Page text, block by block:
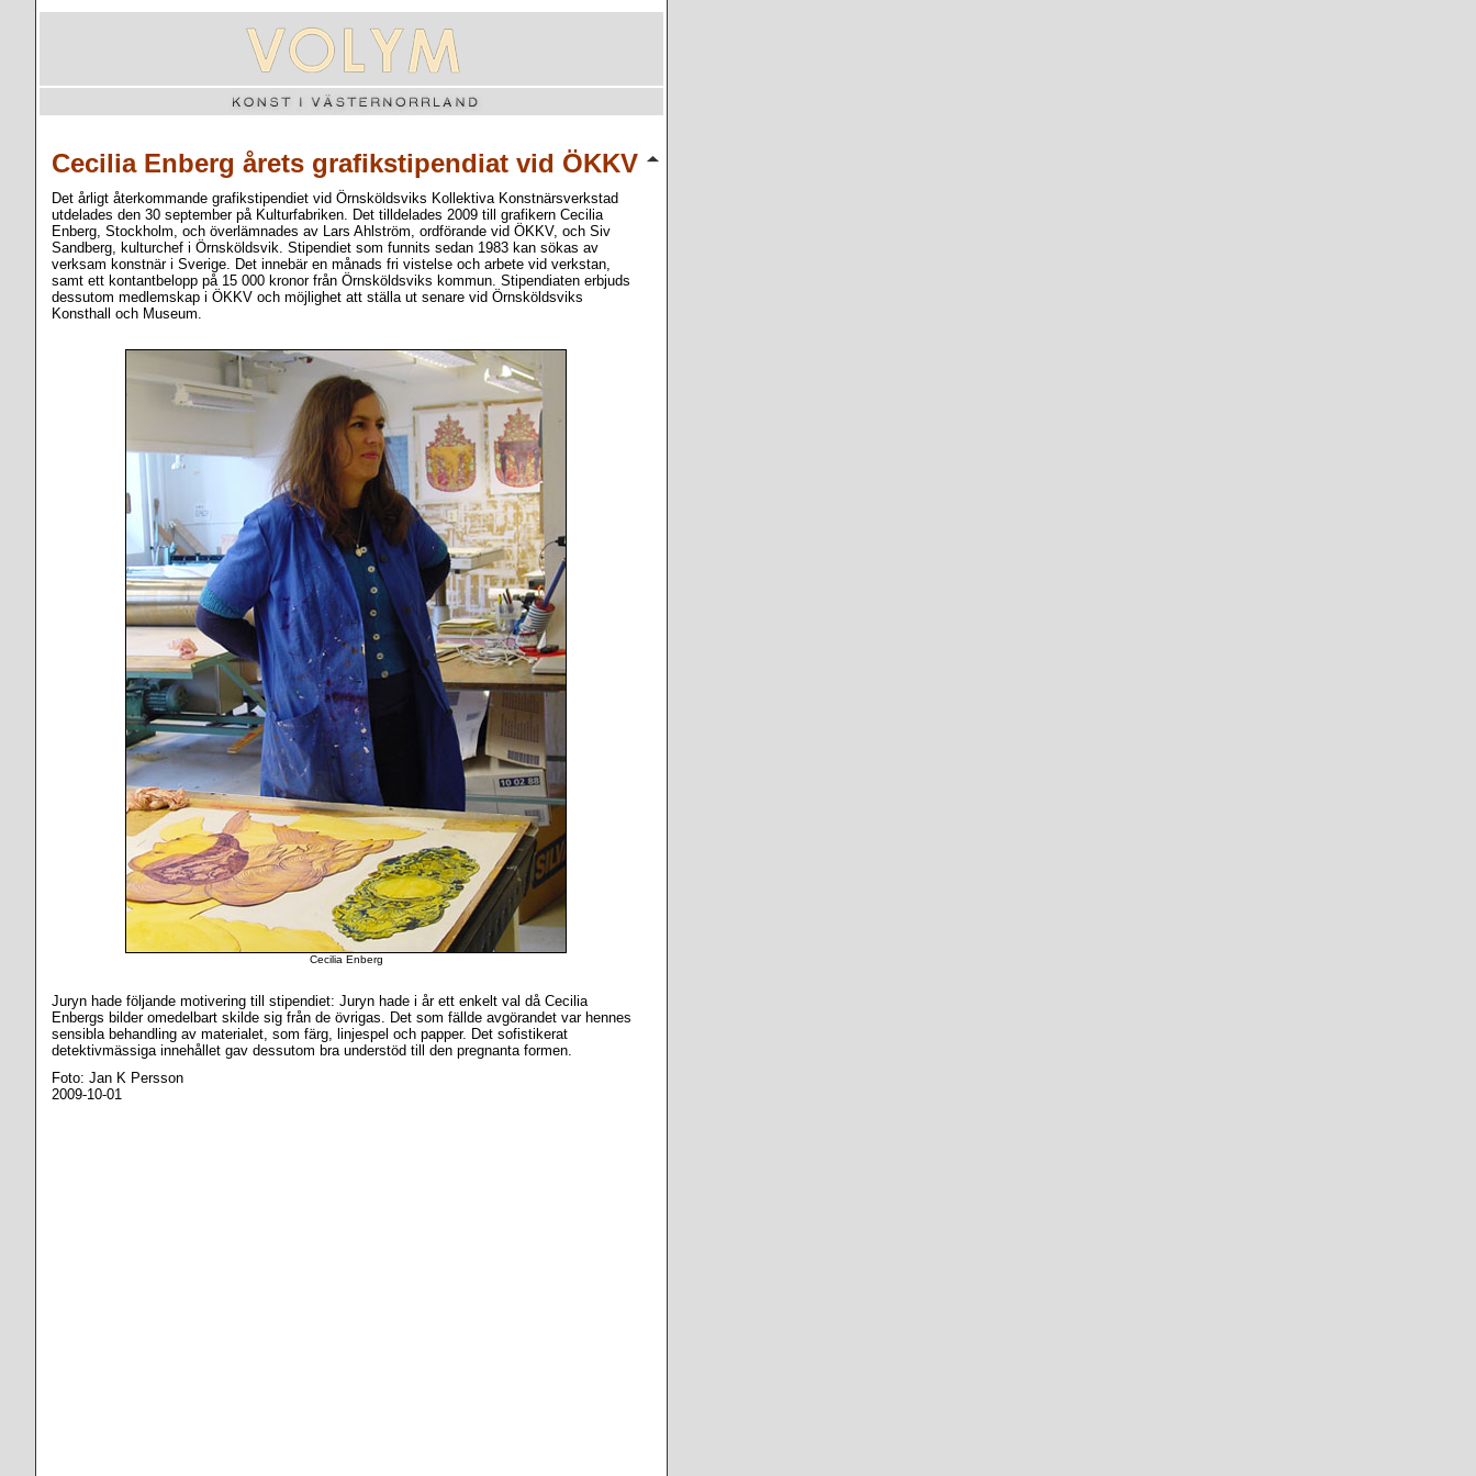
Cecilia Enberg årets grafikstipendiat vid ÖKKV
Det årligt återkommande grafikstipendiet vid Örnsköldsviks Kollektiva Konstnärsverkstad
utdelades den 30 september på Kulturfabriken. Det tilldelades 2009 till grafikern Cecilia
Enberg, Stockholm, och överlämnades av Lars Ahlström, ordförande vid ÖKKV, och Siv
Sandberg, kulturchef i Örnsköldsvik. Stipendiet som funnits sedan 1983 kan sökas av
verksam konstnär i Sverige. Det innebär en månads fri vistelse och arbete vid verkstan,
samt ett kontantbelopp på 15 000 kronor från Örnsköldsviks kommun. Stipendiaten erbjuds
dessutom medlemskap i ÖKKV och möjlighet att ställa ut senare vid Örnsköldsviks
Konsthall och Museum.
Cecilia Enberg
Juryn hade följande motivering till stipendiet: Juryn hade i år ett enkelt val då Cecilia
Enbergs bilder omedelbart skilde sig från de övrigas. Det som fällde avgörandet var hennes
sensibla behandling av materialet, som färg, linjespel och papper. Det sofistikerat
detektivmässiga innehållet gav dessutom bra understöd till den pregnanta formen.
Foto: Jan K Persson
2009-10-01